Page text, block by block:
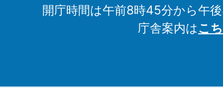
開庁時間は午前8時45分から午
庁舎案内はこ